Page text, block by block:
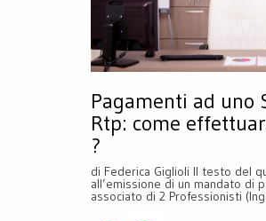
Pagamenti ad uno
Rtp: come
?
di Federica Giglioli Il testo del
all’emissione di un mandato di
associato di 2 Professionisti